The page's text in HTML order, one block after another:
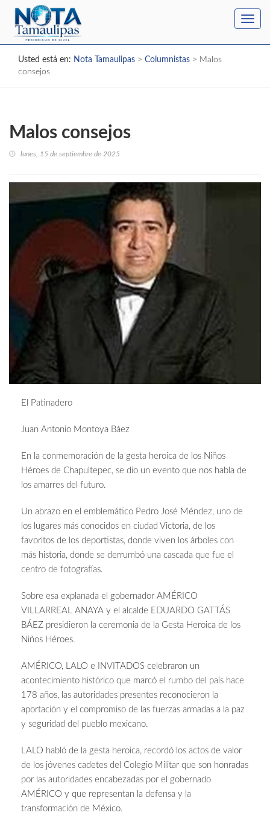
Usted está en: Nota Tamaulipas > Columnistas > Malos
consejos
Malos consejos
lunes, 15 de septiembre de 2025
El Patinadero
Juan Antonio Montoya Báez
En la conmemoración de la gesta heroica de los Niños
Héroes de Chapultepec, se dio un evento que nos habla de
los amarres del futuro.
Un abrazo en el emblemático Pedro José Méndez, uno de
los lugares más conocidos en ciudad Victoria, de los
favoritos de los deportistas, donde viven los árboles con
más historia, donde se derrumbó una cascada que fue el
centro de fotografías.
Sobre esa explanada el gobernador AMÉRICO
VILLARREAL ANAYA y el alcalde EDUARDO GATTÁS
BÁEZ presidieron la ceremonia de la Gesta Heroica de los
Niños Héroes.
AMÉRICO, LALO e INVITADOS celebraron un
acontecimiento histórico que marcó el rumbo del país hace
178 años, las autoridades presentes reconocieron la
aportación y el compromiso de las fuerzas armadas a la paz
y seguridad del pueblo mexicano.
LALO habló de la gesta heroica, recordó los actos de valor
de los jóvenes cadetes del Colegio Militar que son honradas
por las autoridades encabezadas por el gobernado
AMÉRICO y que representan la defensa y la
transformación de México.